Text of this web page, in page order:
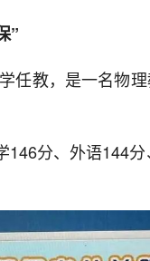
”
任教，是一名物理
146分、外语144